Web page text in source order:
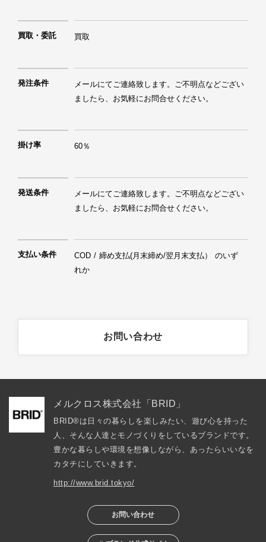
買取・委託 買取
発注条件
メールにてご連絡致します。ご不明点などござい
ましたら、お気軽にお問合せください。
掛け率 60％
発送条件
メールにてご連絡致します。ご不明点などござい
ましたら、お気軽にお問合せください。
支払い条件
COD / 締め支払(月末締め/翌月末支払） のいず
れか
お問い合わせ
メルクロス株式会社「BRID」
BRID®は日々の暮らしを楽しみたい、遊び心を持った
人、そんな人達とモノづくりをしているブランドです。
豊かな暮らしや環境を想像しながら、あったらいいなを
カタチにしていきます。
http://www.brid.tokyo/
お問い合わせ